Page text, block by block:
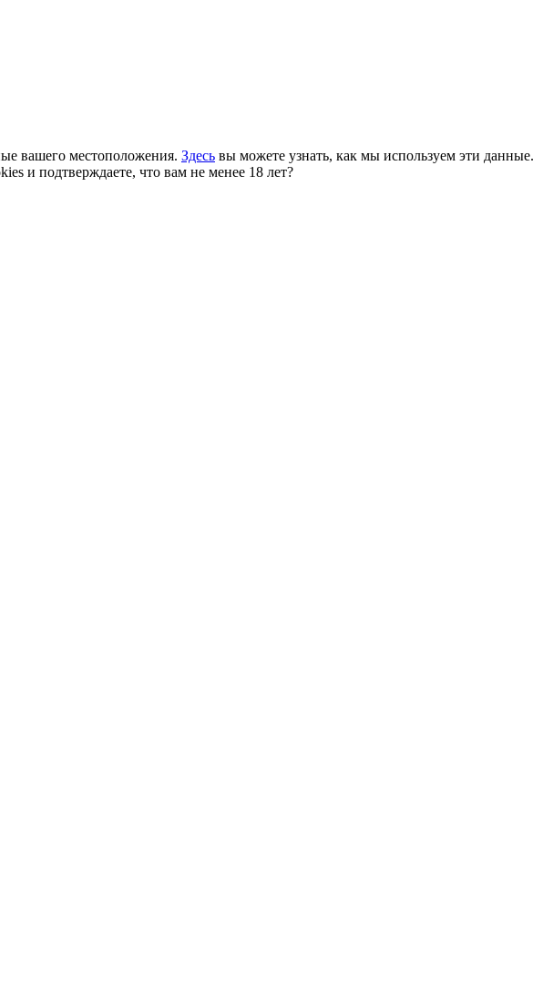
вашего местоположения. Здесь вы можете узнать, как мы используем эти данные.
и подтверждаете, что вам не менее 18 лет?